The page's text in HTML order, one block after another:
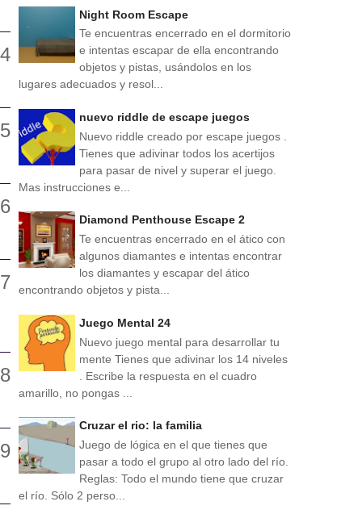
Night Room Escape
Te encuentras encerrado en el dormitorio
e intentas escapar de ella encontrando
objetos y pistas, usándolos en los
lugares adecuados y resol...
nuevo riddle de escape juegos
Nuevo riddle creado por escape juegos .
Tienes que adivinar todos los acertijos
para pasar de nivel y superar el juego.
Mas instrucciones e...
Diamond Penthouse Escape 2
Te encuentras encerrado en el ático con
algunos diamantes e intentas encontrar
los diamantes y escapar del ático
encontrando objetos y pista...
Juego Mental 24
Nuevo juego mental para desarrollar tu
mente Tienes que adivinar los 14 niveles
. Escribe la respuesta en el cuadro
amarillo, no pongas ...
Cruzar el rio: la familia
Juego de lógica en el que tienes que
pasar a todo el grupo al otro lado del río.
Reglas: Todo el mundo tiene que cruzar
el río. Sólo 2 perso...